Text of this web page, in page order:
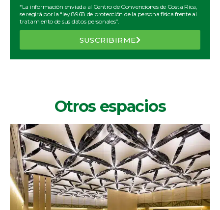
*La información enviada al Centro de Convenciones de Costa Rica,
se regirá por la “ley 8968 de protección de la persona física frente al
tratamiento de sus datos personales”.
SUSCRIBIRME
Otros espacios